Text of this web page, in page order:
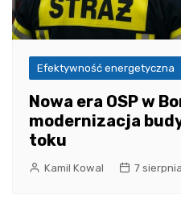
Efektywność energetyczna
Nowa era OSP w
modernizacja
toku
Kamil Kowal 7